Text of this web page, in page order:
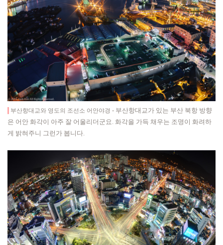
부산항대교와 영도의 조선소 어안야경 - 부산항대교가 있는 부산 북항 방향
은 어안 화각이 아주 잘 어울리더군요. 화각을 가득 채우는 조명이 화려하
게 밝혀주니 그런가 봅니다.